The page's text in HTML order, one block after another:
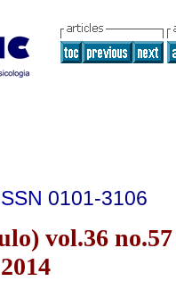
0101-3106
vol.36 no.57